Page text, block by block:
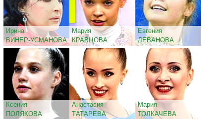
Ирина
ВИНЕР-УСМАНОВА
Мария
КРАВЦОВА
Евгения
ЛЕВАНОВА
Ксения
ПОЛЯКОВА
Анастасия
ТАТАРЕВА
Мария
ТОЛКАЧЕВА